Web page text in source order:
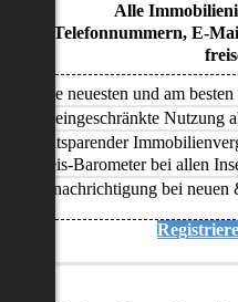
Alle
Alle Telefonnummern, E-
Alle neuesten und am
Uneingeschränkte Nutzung
Zeitsparender
Preis-Barometer bei allen
Benachrichtigung bei